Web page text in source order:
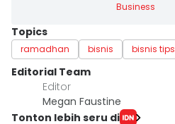
Business
Topics
ramadhan bisnis bisnis tips
Editorial Team
Editor
Megan Faustine
Tonton lebih seru di